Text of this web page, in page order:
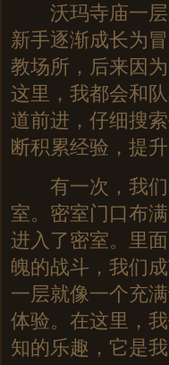
沃玛寺庙一层
新手逐渐成长为
教场所，后来因
这里，我都会和
道前进，仔细搜
断积累经验，提升
有一次，我们
室。密室门口布
进入了密室。里
魄的战斗，我们
一层就像一个充
体验。在这里，
知的乐趣，它是